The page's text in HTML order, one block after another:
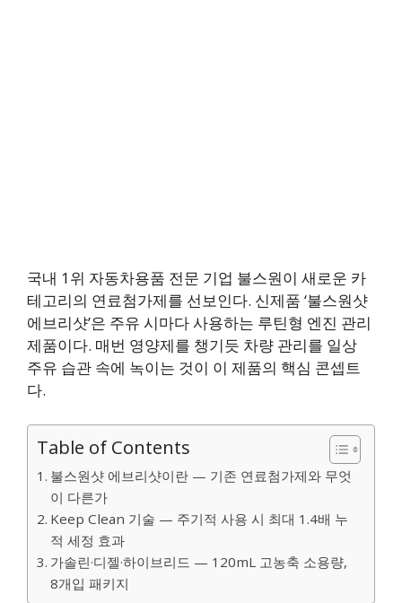
국내 1위 자동차용품 전문 기업 불스원이 새로운 카
테고리의 연료첨가제를 선보인다. 신제품 ‘불스원샷
에브리샷’은 주유 시마다 사용하는 루틴형 엔진 관리
제품이다. 매번 영양제를 챙기듯 차량 관리를 일상
주유 습관 속에 녹이는 것이 이 제품의 핵심 콘셉트
다.
Table of Contents
불스원샷 에브리샷이란 — 기존 연료첨가제와 무엇
이 다른가
Keep Clean 기술 — 주기적 사용 시 최대 1.4배 누
적 세정 효과
가솔린·디젤·하이브리드 — 120mL 고농축 소용량,
8개입 패키지